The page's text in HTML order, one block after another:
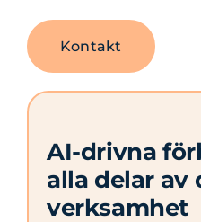
Kontakt
AI-drivna
alla delar av
verksamhet